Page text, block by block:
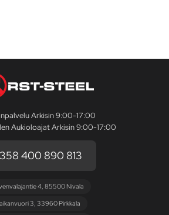
Arkisin 9:00-17:00
Aukioloajat Arkisin 9:00-17:00
400 890 813
4, 85500 Nivala
3, 33960 Pirkkala